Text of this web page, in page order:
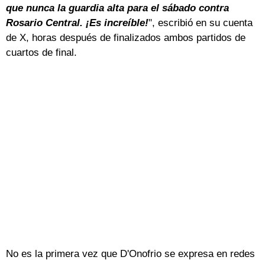
que nunca la guardia alta para el sábado contra
Rosario Central. ¡Es increíble!", escribió en su cuenta
de X, horas después de finalizados ambos partidos de
cuartos de final.
No es la primera vez que D'Onofrio se expresa en redes